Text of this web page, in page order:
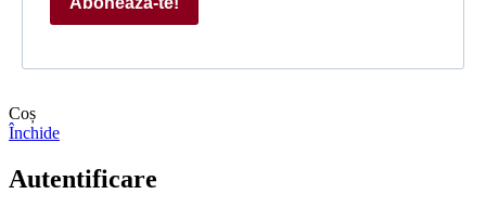
Coș
Închide
Autentificare